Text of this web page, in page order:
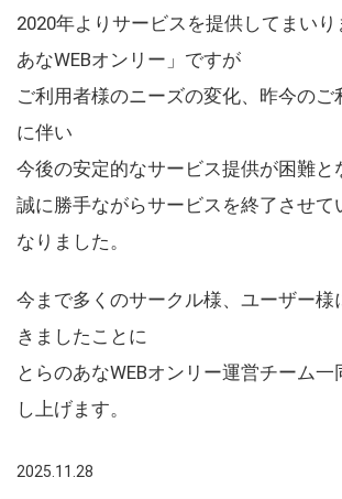
2020年よりサービスを提供してまい
あなWEBオンリー」ですが
ご利用者様のニーズの変化、昨今のご
に伴い
今後の安定的なサービス提供が困難と
誠に勝手ながらサービスを終了させて
なりました。
今まで多くのサークル様、ユーザー様
きましたことに
とらのあなWEBオンリー運営チーム一
し上げます。
2025.11.28